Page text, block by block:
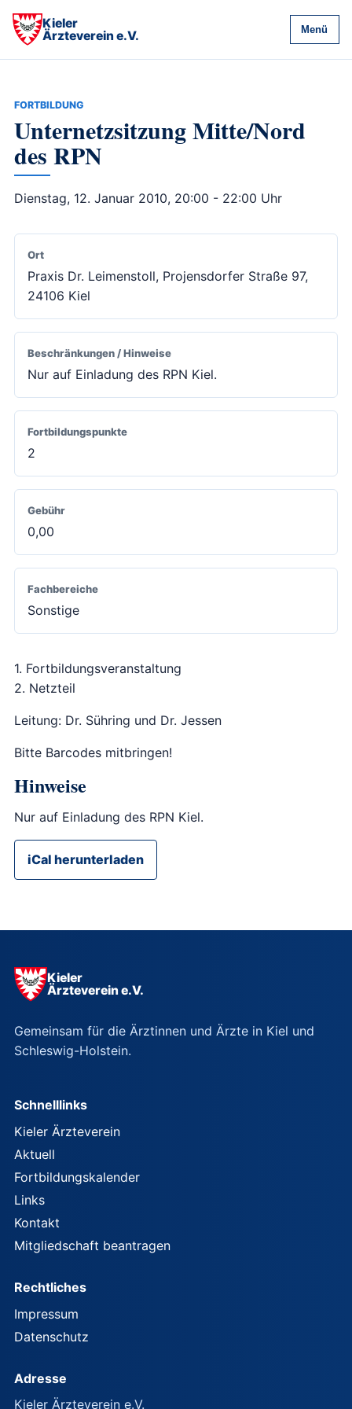
Kieler
Ärzteverein e.V.
Menü
FORTBILDUNG
Unternetzsitzung Mitte/Nord
des RPN
Dienstag, 12. Januar 2010, 20:00 - 22:00 Uhr
Ort
Praxis Dr. Leimenstoll, Projensdorfer Straße 97,
24106 Kiel
Beschränkungen / Hinweise
Nur auf Einladung des RPN Kiel.
Fortbildungspunkte
2
Gebühr
0,00
Fachbereiche
Sonstige
1. Fortbildungsveranstaltung
2. Netzteil
Leitung: Dr. Sühring und Dr. Jessen
Bitte Barcodes mitbringen!
Hinweise
Nur auf Einladung des RPN Kiel.
iCal herunterladen
Kieler
Ärzteverein e.V.
Gemeinsam für die Ärztinnen und Ärzte in Kiel und
Schleswig-Holstein.
Schnelllinks
Kieler Ärzteverein
Aktuell
Fortbildungskalender
Links
Kontakt
Mitgliedschaft beantragen
Rechtliches
Impressum
Datenschutz
Adresse
Kieler Ärzteverein e.V.